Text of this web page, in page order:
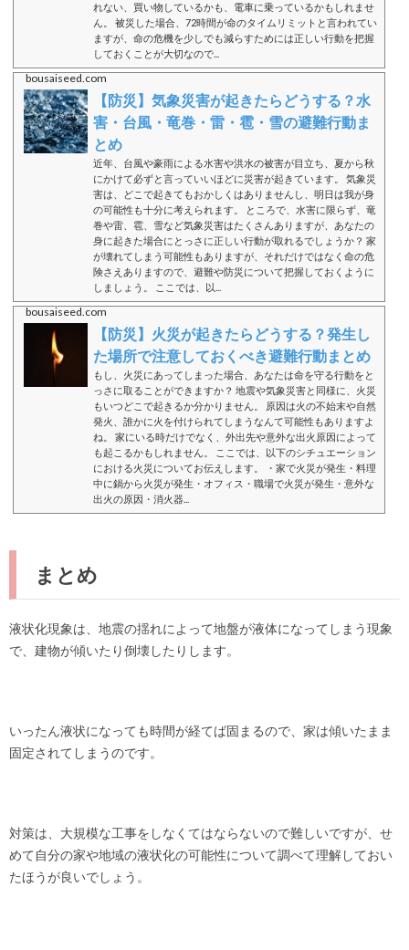
れない、買い物しているかも、電車に乗っているかもしれませ
ん。 被災した場合、72時間が命のタイムリミットと言われてい
ますが、命の危機を少しでも減らすためには正しい行動を把握
しておくことが大切なので...
bousaiseed.com
【防災】気象災害が起きたらどうする？水
害・台風・竜巻・雷・雹・雪の避難行動ま
とめ
近年、台風や豪雨による水害や洪水の被害が目立ち、夏から秋
にかけて必ずと言っていいほどに災害が起きています。 気象災
害は、どこで起きてもおかしくはありませんし、明日は我が身
の可能性も十分に考えられます。 ところで、水害に限らず、竜
巻や雷、雹、雪など気象災害はたくさんありますが、あなたの
身に起きた場合にとっさに正しい行動が取れるでしょうか？ 家
が壊れてしまう可能性もありますが、それだけではなく命の危
険さえありますので、避難や防災について把握しておくように
しましょう。 ここでは、以...
bousaiseed.com
【防災】火災が起きたらどうする？発生し
た場所で注意しておくべき避難行動まとめ
もし、火災にあってしまった場合、あなたは命を守る行動をと
っさに取ることができますか？ 地震や気象災害と同様に、火災
もいつどこで起きるか分かりません。 原因は火の不始末や自然
発火、誰かに火を付けられてしまうなんて可能性もありますよ
ね。 家にいる時だけでなく、外出先や意外な出火原因によって
も起こるかもしれません。 ここでは、以下のシチュエーション
における火災についてお伝えします。 ・家で火災が発生・料理
中に鍋から火災が発生・オフィス・職場で火災が発生・意外な
出火の原因・消火器...
まとめ
液状化現象は、地震の揺れによって地盤が液体になってしまう現象
で、建物が傾いたり倒壊したりします。
いったん液状になっても時間が経てば固まるので、家は傾いたまま
固定されてしまうのです。
対策は、大規模な工事をしなくてはならないので難しいですが、せ
めて自分の家や地域の液状化の可能性について調べて理解しておい
たほうが良いでしょう。